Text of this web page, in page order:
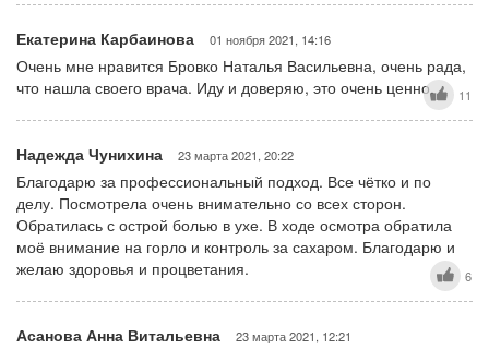
Екатерина Карбаинова 01 ноября 2021, 14:16
Очень мне нравится Бровко Наталья Васильевна, очень рада,
что нашла своего врача. Иду и доверяю, это очень ценно.
11
Надежда Чунихина 23 марта 2021, 20:22
Благодарю за профессиональный подход. Все чётко и по
делу. Посмотрела очень внимательно со всех сторон.
Обратилась с острой болью в ухе. В ходе осмотра обратила
моё внимание на горло и контроль за сахаром. Благодарю и
желаю здоровья и процветания.
6
Асанова Анна Витальевна 23 марта 2021, 12:21